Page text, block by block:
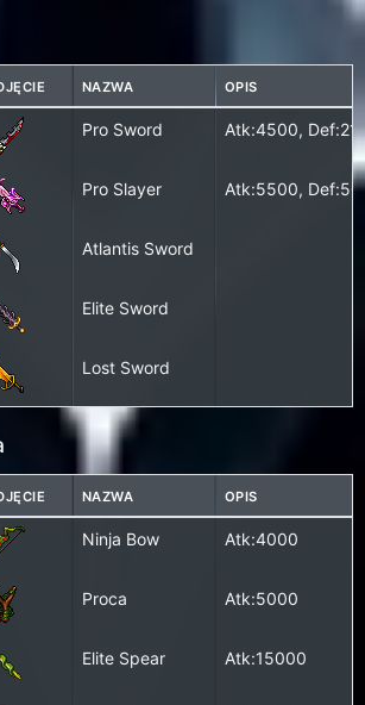
NAZWA OPIS
Pro Sword Atk:4500, Def:21
Pro Slayer Atk:5500,
Atlantis Sword
Elite Sword
Lost Sword
NAZWA OPIS
Ninja Bow Atk:4000
Proca Atk:5000
Elite Spear Atk:15000